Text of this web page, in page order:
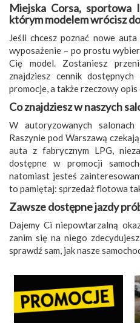
Miejska Corsa, sportowa
którym modelem wrócisz
Jeśli chcesz poznać nowe
wyposażenie – po prostu
Cię model. Zostaniesz
znajdziesz cennik
promocje, a także rzeczowy
Co znajdziesz w naszych
W autoryzowanych
Raszynie pod Warszawą
auta z fabrycznym LPG,
dostępne w promocji
natomiast jesteś
to pamiętaj: sprzedaż flotowa
Zawsze dostępne jazdy
Dajemy Ci niepowtarzalną
zanim się na niego
sprawdź sam, jak nasze